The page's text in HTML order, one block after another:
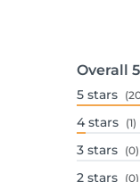
Overall 5
5 stars
4 stars (1)
3 stars (0)
2 stars (0)